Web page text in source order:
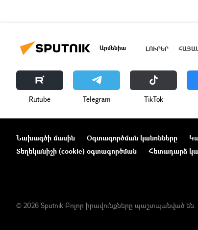
Արմենիա ԼՈՒՐԵՐ
Rutube Telegram ТikТоk
Նախագծի մասին Օգտագործման կանոնները
Տեղեկանիշի (cookie) օգտագործման
Հետադարձ
© 2026 Sputnik Բոլոր իրավունքները պաշտպանված են.